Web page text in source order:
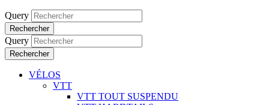
Query
Rechercher
Query
Rechercher
VÉLOS
VTT
VTT TOUT SUSPENDU